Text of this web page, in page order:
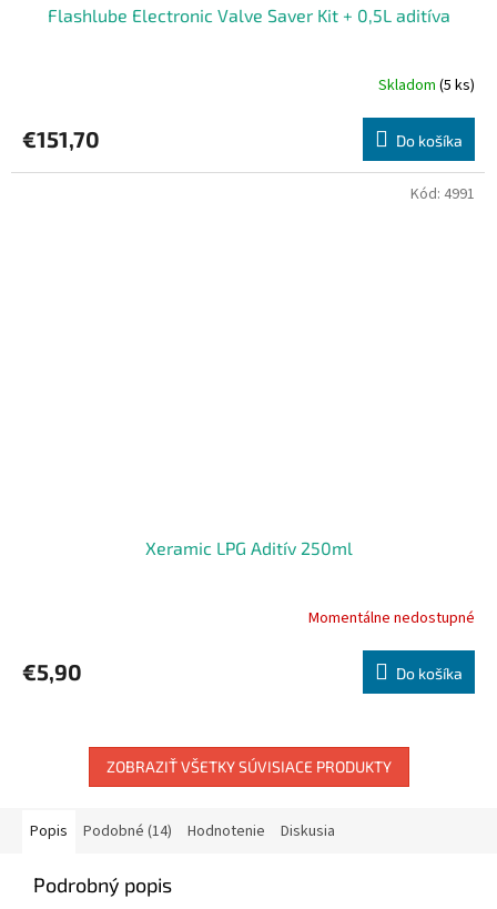
Flashlube Electronic Valve Saver Kit + 0,5L aditíva
Skladom (5 ks)
€151,70 Do košíka
Xeramic LPG Aditív 250ml
Momentálne nedostupné
€5,90 Do košíka
Kód: 4991
ZOBRAZIŤ VŠETKY SÚVISIACE PRODUKTY
Popis Podobné (14) Hodnotenie Diskusia
Podrobný popis